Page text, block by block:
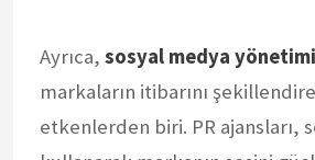
Ayrıca, sosyal medya yönetimi
markaların itibarını
etkenlerden biri. PR ajansları,